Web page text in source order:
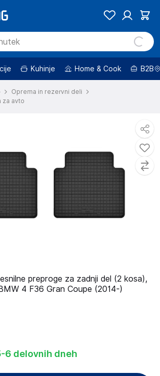
Kuhinje Home & Cook B2B
Oprema in rezervni deli
za avto
preproge za zadnji del (2 kosa),
4 F36 Gran Coupe (2014-)
6 delovnih dneh